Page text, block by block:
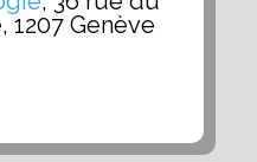
1207 Genève